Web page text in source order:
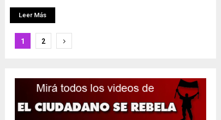
Leer Más
Paginación
entradas
1 2